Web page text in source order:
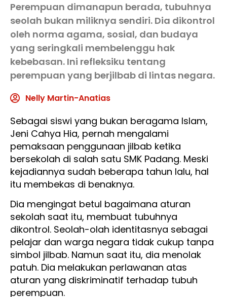
Perempuan dimanapun berada, tubuhnya
seolah bukan miliknya sendiri. Dia dikontrol
oleh norma agama, sosial, dan budaya
yang seringkali membelenggu hak
kebebasan. Ini refleksiku tentang
perempuan yang berjilbab di lintas negara.
Nelly Martin-Anatias
Sebagai siswi yang bukan beragama Islam,
Jeni Cahya Hia, pernah mengalami
pemaksaan penggunaan jilbab ketika
bersekolah di salah satu SMK Padang. Meski
kejadiannya sudah beberapa tahun lalu, hal
itu membekas di benaknya.
Dia mengingat betul bagaimana aturan
sekolah saat itu, membuat tubuhnya
dikontrol. Seolah-olah identitasnya sebagai
pelajar dan warga negara tidak cukup tanpa
simbol jilbab. Namun saat itu, dia menolak
patuh. Dia melakukan perlawanan atas
aturan yang diskriminatif terhadap tubuh
perempuan.